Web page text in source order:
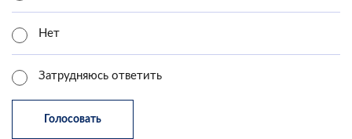
Нет
Затрудняюсь ответить